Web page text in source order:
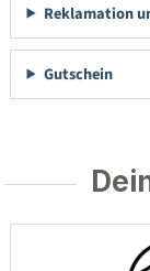
Reklamation
Gutschein